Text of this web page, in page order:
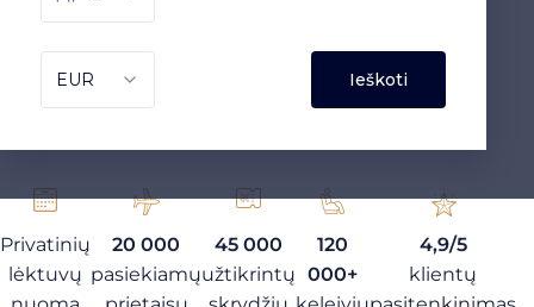
Privatinių
lėktuvų
20 000
pasiekiamų
45 000
užtikrintų
120
000+
4,9/5
klientų